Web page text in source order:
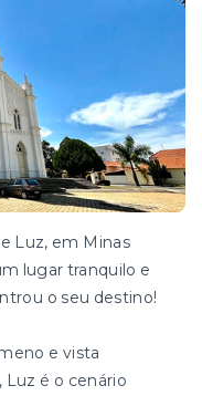
Luz, em Minas
lugar tranquilo e
o seu destino!
e vista
Luz é o cenário